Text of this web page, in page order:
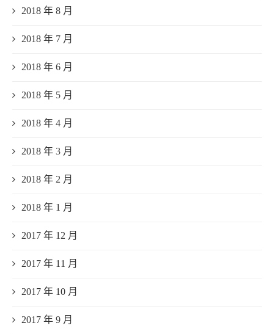
2018 年 8 月
2018 年 7 月
2018 年 6 月
2018 年 5 月
2018 年 4 月
2018 年 3 月
2018 年 2 月
2018 年 1 月
2017 年 12 月
2017 年 11 月
2017 年 10 月
2017 年 9 月